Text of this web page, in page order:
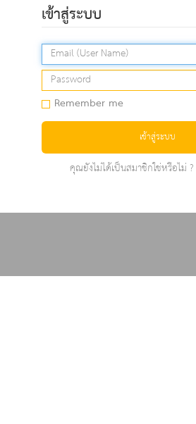
เข้าสู่ระบบ
Remember me
เข้าสู่ระบบ
คุณยังไม่ได้เป็นสมาชิกใช่หรือไม่ ?